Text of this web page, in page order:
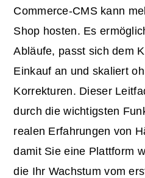
Commerce-CMS kann
Shop hosten. Es
Abläufe, passt sich dem
Einkauf an und skaliert
Korrekturen. Dieser
durch die wichtigsten
realen Erfahrungen von
damit Sie eine Plattform
die Ihr Wachstum vom